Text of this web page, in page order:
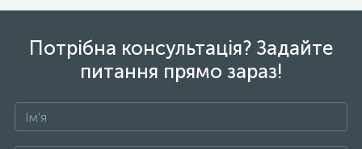
Потрібна консультація? Задайте
питання прямо зараз!